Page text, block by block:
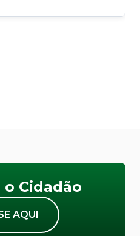
Cidadão
AQUI